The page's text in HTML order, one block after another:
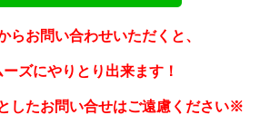
らお問い合わせいただくと、
ーズにやりとり出来ます！
したお問い合せはご遠慮ください※